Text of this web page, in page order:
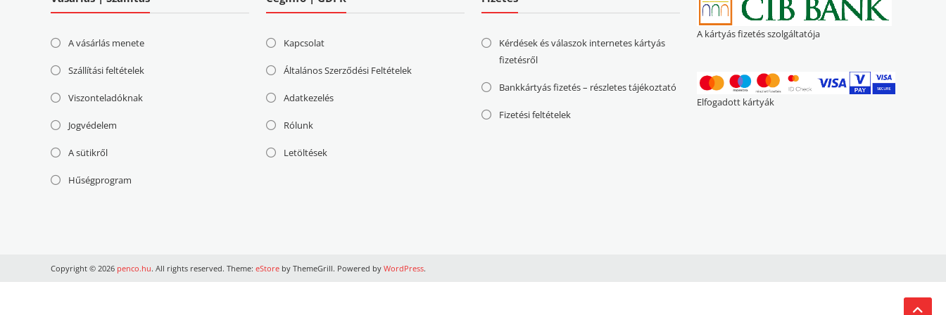
A vásárlás menete
Szállítási feltételek
Viszonteladóknak
Jogvédelem
A sütikről
Hűségprogram
Kapcsolat
Általános Szerződési Feltételek
Adatkezelés
Rólunk
Letöltések
Kérdések és válaszok internetes kártyás
fizetésről
Bankkártyás fizetés – részletes tájékoztató
Fizetési feltételek
A kártyás fizetés szolgáltatója
Elfogadott kártyák
Copyright © 2026 penco.hu. All rights reserved. Theme: eStore by ThemeGrill. Powered by WordPress.